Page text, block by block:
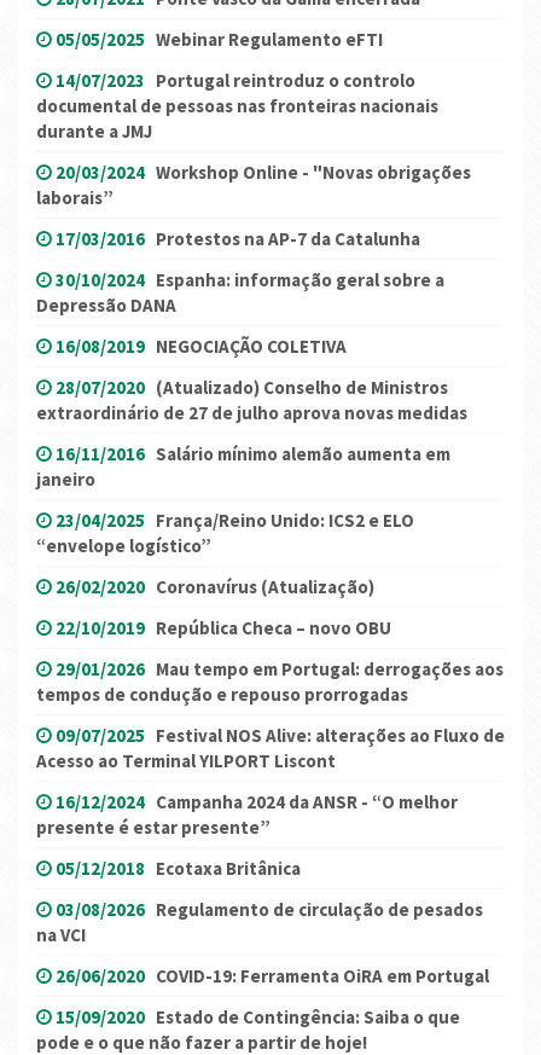
05/05/2025 Webinar Regulamento eFTI
14/07/2023 Portugal reintroduz o controlo
documental de pessoas nas fronteiras nacionais
durante a JMJ
20/03/2024 Workshop Online - "Novas obrigações
laborais”
17/03/2016 Protestos na AP-7 da Catalunha
30/10/2024 Espanha: informação geral sobre a
Depressão DANA
16/08/2019 NEGOCIAÇÃO COLETIVA
28/07/2020 (Atualizado) Conselho de Ministros
extraordinário de 27 de julho aprova novas medidas
16/11/2016 Salário mínimo alemão aumenta em
janeiro
23/04/2025 França/Reino Unido: ICS2 e ELO
“envelope logístico”
26/02/2020 Coronavírus (Atualização)
22/10/2019 República Checa – novo OBU
29/01/2026 Mau tempo em Portugal: derrogações aos
tempos de condução e repouso prorrogadas
09/07/2025 Festival NOS Alive: alterações ao Fluxo de
Acesso ao Terminal YILPORT Liscont
16/12/2024 Campanha 2024 da ANSR - “O melhor
presente é estar presente”
05/12/2018 Ecotaxa Britânica
03/08/2026 Regulamento de circulação de pesados
na VCI
26/06/2020 COVID-19: Ferramenta OiRA em Portugal
15/09/2020 Estado de Contingência: Saiba o que
pode e o que não fazer a partir de hoje!